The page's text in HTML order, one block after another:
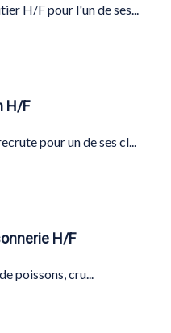
H/F pour l'un de ses...
H/F
pour un de ses cl...
H/F
poissons, cru...